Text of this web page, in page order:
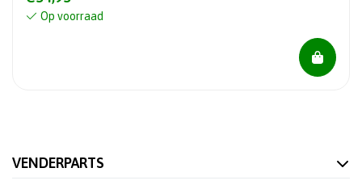
Op voorraad
VENDERPARTS